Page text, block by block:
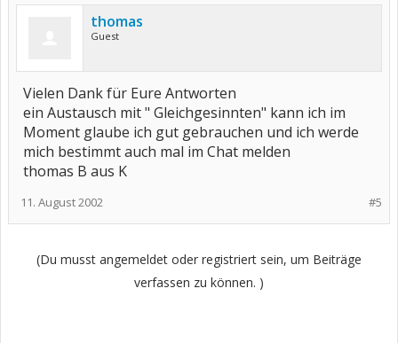
thomas
Guest
Vielen Dank für Eure Antworten
ein Austausch mit " Gleichgesinnten" kann ich im
Moment glaube ich gut gebrauchen und ich werde
mich bestimmt auch mal im Chat melden
thomas B aus K
#5
11. August 2002
(Du musst angemeldet oder registriert sein, um Beiträge
verfassen zu können. )